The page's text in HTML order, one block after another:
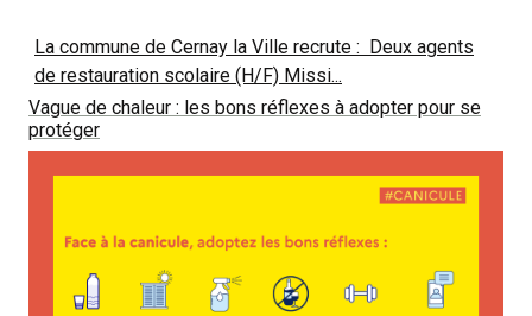
La commune de Cernay la Ville recrute : Deux agents
de restauration scolaire (H/F) Missi...
Vague de chaleur : les bons réflexes à adopter pour se
protéger